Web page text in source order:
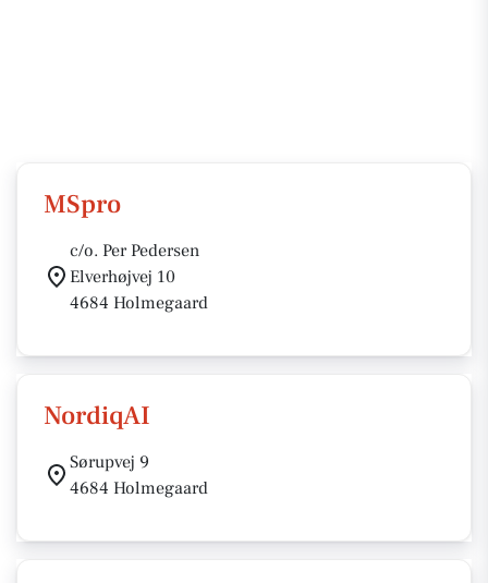
MSpro
c/o. Per Pedersen
Elverhøjvej 10
4684 Holmegaard
NordiqAI
Sørupvej 9
4684 Holmegaard